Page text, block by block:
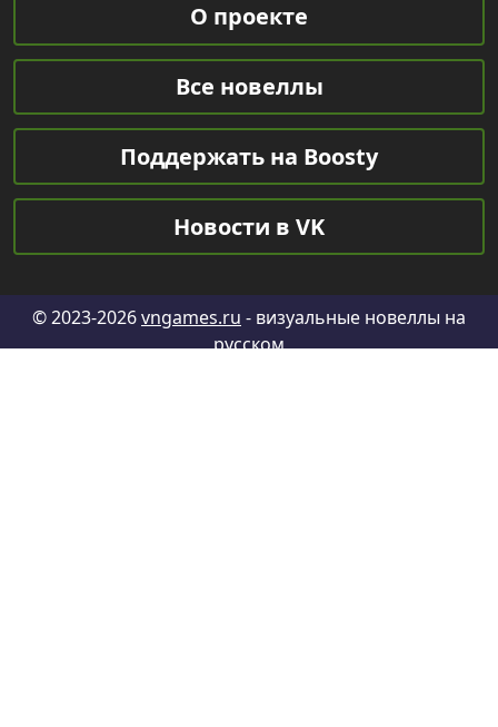
О проекте
Все новеллы
Поддержать на Boosty
Новости в VK
© 2023-2026vngames.ru - визуальные новеллы на
русском